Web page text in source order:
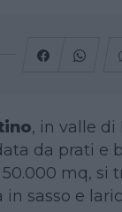
, in valle di
da prati e
mq, si
in sasso e